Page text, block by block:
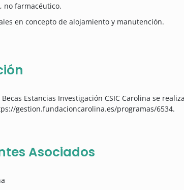
no farmacéutico.
en concepto de alojamiento y manutención.
Estancias Investigación CSIC Carolina se
gestion.fundacioncarolina.es/programas/6534.
Asociados